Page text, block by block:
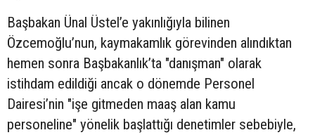
Başbakan Ünal Üstel’e yakınlığıyla bilinen
Özcemoğlu’nun, kaymakamlık görevinden alındıktan
hemen sonra Başbakanlık’ta "danışman" olarak
istihdam edildiği ancak o dönemde Personel
Dairesi’nin "işe gitmeden maaş alan kamu
personeline" yönelik başlattığı denetimler sebebiyle,